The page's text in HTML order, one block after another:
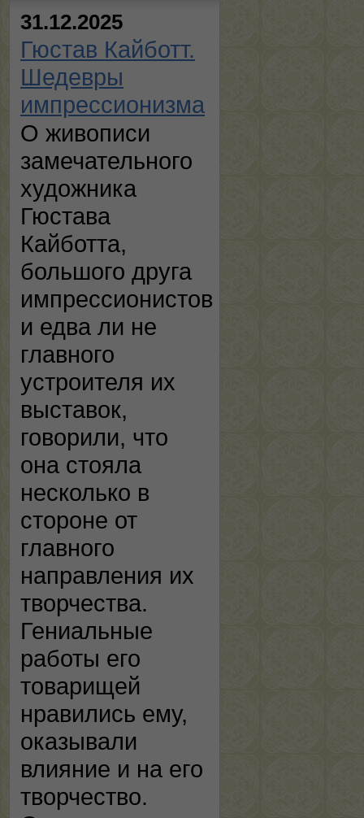
31.12.2025
Гюстав Кайботт.
Шедевры
импрессионизма
О живописи
замечательного
художника
Гюстава
Кайботта,
большого друга
импрессионистов
и едва ли не
главного
устроителя их
выставок,
говорили, что
она стояла
несколько в
стороне от
главного
направления их
творчества.
Гениальные
работы его
товарищей
нравились ему,
оказывали
влияние и на его
творчество.